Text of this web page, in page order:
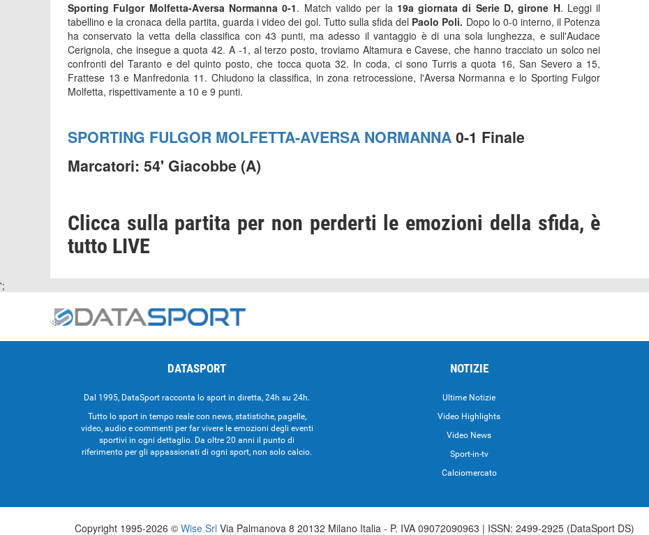
Sporting Fulgor Molfetta-Aversa Normanna 0-1. Match valido per la 19a giornata di Serie D, girone H. Leggi il
tabellino e la cronaca della partita, guarda i video dei gol. Tutto sulla sfida del Paolo Poli. Dopo lo 0-0 interno, il Potenza
ha conservato la vetta della classifica con 43 punti, ma adesso il vantaggio è di una sola lunghezza, e sull'Audace
Cerignola, che insegue a quota 42. A -1, al terzo posto, troviamo Altamura e Cavese, che hanno tracciato un solco nei
confronti del Taranto e del quinto posto, che tocca quota 32. In coda, ci sono Turris a quota 16, San Severo a 15,
Frattese 13 e Manfredonia 11. Chiudono la classifica, in zona retrocessione, l'Aversa Normanna e lo Sporting Fulgor
Molfetta, rispettivamente a 10 e 9 punti.
SPORTING FULGOR MOLFETTA-AVERSA NORMANNA0-1 Finale
Marcatori: 54' Giacobbe (A)
Clicca sulla partita per non perderti le emozioni della sfida, è
tutto LIVE
';
DATASPORT
Dal 1995, DataSport racconta lo sport in diretta, 24h su 24h.
Tutto lo sport in tempo reale con news, statistiche, pagelle,
video, audio e commenti per far vivere le emozioni degli eventi
sportivi in ogni dettaglio. Da oltre 20 anni il punto di
riferimento per gli appassionati di ogni sport, non solo calcio.
NOTIZIE
Ultime Notizie
Video Highlights
Video News
Sport-in-tv
Calciomercato
Copyright 1995-2026 © Wise Srl Via Palmanova 8 20132 Milano Italia - P. IVA 09072090963 | ISSN: 2499-2925 (DataSport DS)